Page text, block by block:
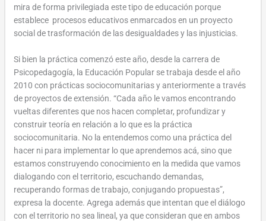
mira de forma privilegiada este tipo de educación porque
establece procesos educativos enmarcados en un proyecto
social de trasformación de las desigualdades y las injusticias.
Si bien la práctica comenzó este año, desde la carrera de
Psicopedagogía, la Educación Popular se trabaja desde el año
2010 con prácticas sociocomunitarias y anteriormente a través
de proyectos de extensión. “Cada año le vamos encontrando
vueltas diferentes que nos hacen completar, profundizar y
construir teoría en relación a lo que es la práctica
sociocomunitaria. No la entendemos como una práctica del
hacer ni para implementar lo que aprendemos acá, sino que
estamos construyendo conocimiento en la medida que vamos
dialogando con el territorio, escuchando demandas,
recuperando formas de trabajo, conjugando propuestas”,
expresa la docente. Agrega además que intentan que el diálogo
con el territorio no sea lineal, ya que consideran que en ambos